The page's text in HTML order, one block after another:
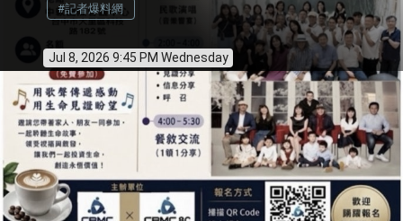
#記者爆料網
Jul 8, 2026 9:45 PM Wednesday